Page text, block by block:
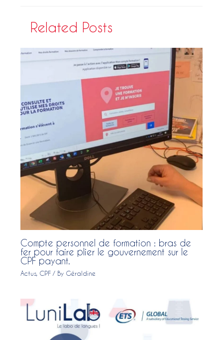
Related Posts
Compte personnel de formation : bras de
fer pour faire plier le gouvernement sur le
CPF payant.
Actus, CPF / By Géraldine